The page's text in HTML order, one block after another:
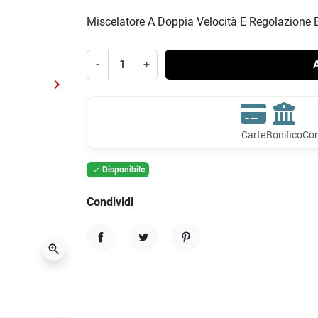
Successivo
keyboard_arrow_right
zoom_in
Miscelatore A Doppia Velocità E Regolazione
- +
CarteBonifico
 Disponibile
Condividi